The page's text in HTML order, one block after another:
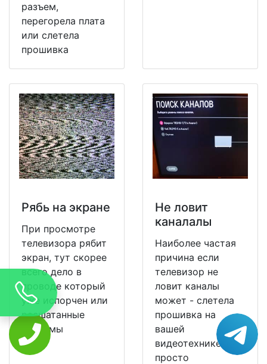
разъем,
перегорела плата
или слетела
прошивка
Рябь на экране
При просмотре
телевизора рябит
экран, тут скорее
всего дело в
проводе который
уже испорчен или
расшатанные
разъемы
Не ловит
каналалы
Наиболее частая
причина если
телевизор не
ловит каналы
может - слетела
прошивка на
вашей
видеотехнике и ее
просто